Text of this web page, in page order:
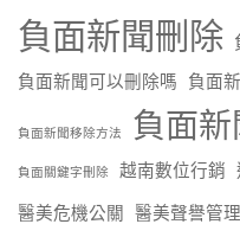
負面新聞刪除
負面新聞可以刪除嗎 負面
負面新聞移除方法 負面
負面關鍵字刪除 越南數位行銷
醫美危機公關 醫美聲譽管理